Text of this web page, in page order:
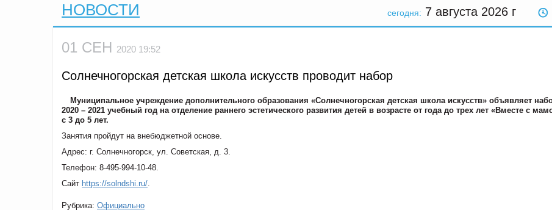
сегодня: 7 августа 2026 г
НОВОСТИ
01 СЕН 2020 19:52
Солнечногорская детская школа искусств проводит набор
Муниципальное учреждение дополнительного образования «Солнечногорская детская школа искусств» объявляет
2020 – 2021 учебный год на отделение раннего эстетического развития детей в возрасте от года до трех лет «Вместе с
с 3 до 5 лет.
Занятия пройдут на внебюджетной основе.
Адрес: г. Солнечногорск, ул. Советская, д. 3.
Телефон: 8-495-994-10-48.
Сайт https://solndshi.ru/.
Рубрика: Официально